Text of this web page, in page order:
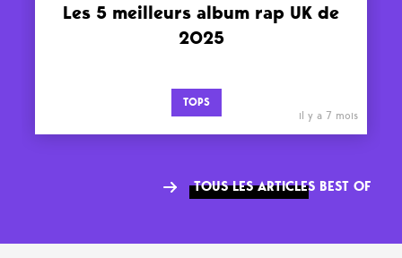
Les 5 meilleurs album rap UK de
2025
TOPS
il y a 7 mois
TOUS LES ARTICLES BEST OF